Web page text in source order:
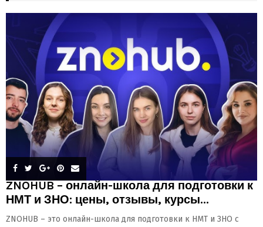
ZNOHUB – онлайн-школа для подготовки к
НМТ и ЗНО: цены, отзывы, курсы...
ZNOHUB – это онлайн-школа для подготовки к НМТ и ЗНО с